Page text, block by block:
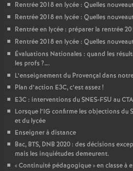
Rentrée 2018 en lycée : Quelles
Rentrée 2018 en lycée : Quelles
Rentrée en lycée : préparer la rentrée
Rentrée 2018 en lycée : Quelles
Évaluations Nationales : quand les
les profs ?….
L’enseignement du Provençal dans
Plan d’action E3C, c’est assez!
E3C : interventions du SNES-FSU au
Lorsque l’IG confirme les objections du
et du lycée
Enseigner à distance
Bac, BTS, DNB 2020 : des décisions
mais les inquiétudes demeurent.
«Continuité pédagogique» en classe à